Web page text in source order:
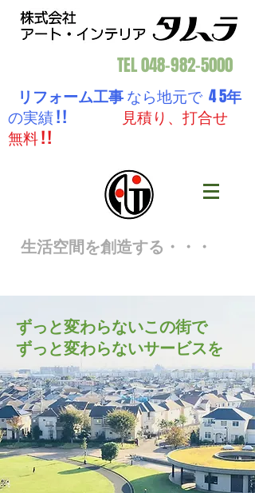
TEL048-982-5000
リフォーム工事なら地元で 4 5年
の実績 ! !
見積り、打合せ
無料 ! !
生活空間を創造する・・・
ずっと変わらないこの街で
ずっと変わらないサービスを